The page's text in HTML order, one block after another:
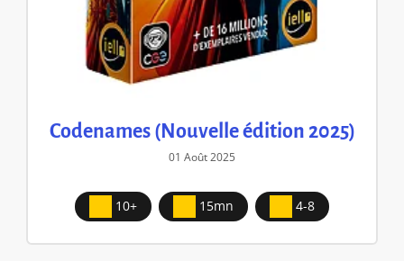
Codenames (Nouvelle édition 2025)
01 Août 2025
10+ 15mn 4-8